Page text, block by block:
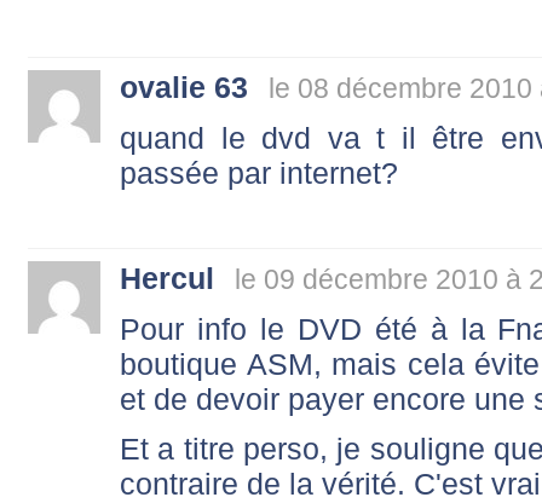
ovalie 63 le 08 décembre 2010
quand le dvd va t il être
passée par internet?
Hercul le 09 décembre 2010 à
Pour info le DVD été à la
boutique ASM, mais cela
et de devoir payer encore une
Et a titre perso, je souligne
contraire de la vérité. C'est